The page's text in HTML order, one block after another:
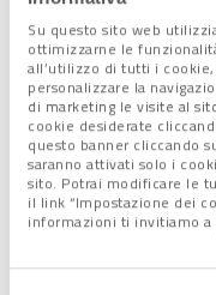
Su questo sito web
ottimizzarne le
all’utilizzo di tutti i
personalizzare la
di marketing le visite al
cookie desiderate
questo banner cliccando
saranno attivati solo i
sito. Potrai modificare le
il link “Impostazione dei
informazioni ti invitiamo